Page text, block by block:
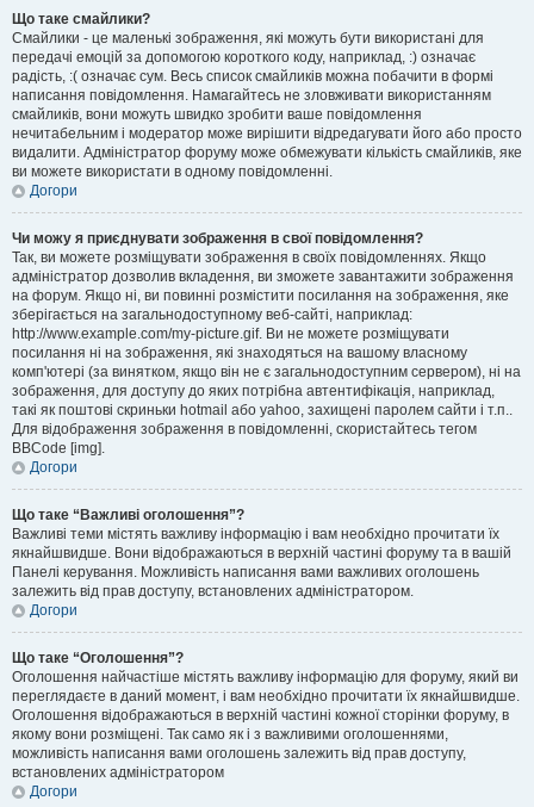
Що таке смайлики?
Смайлики - це маленькі зображення, які можуть бути використані для
передачі емоцій за допомогою короткого коду, наприклад, :) означає
радість, :( означає сум. Весь список смайликів можна побачити в формі
написання повідомлення. Намагайтесь не зловживати використанням
смайликів, вони можуть швидко зробити ваше повідомлення
нечитабельним і модератор може вирішити відредагувати його або просто
видалити. Адміністратор форуму може обмежувати кількість смайликів, яке
ви можете використати в одному повідомленні.
Догори
Чи можу я приєднувати зображення в свої повідомлення?
Так, ви можете розміщувати зображення в своїх повідомленнях. Якщо
адміністратор дозволив вкладення, ви зможете завантажити зображення
на форум. Якщо ні, ви повинні розмістити посилання на зображення, яке
зберігається на загальнодоступному веб-сайті, наприклад:
http://www.example.com/my-picture.gif. Ви не можете розміщувати
посилання ні на зображення, які знаходяться на вашому власному
комп'ютері (за винятком, якщо він не є загальнодоступним сервером), ні на
зображення, для доступу до яких потрібна автентифікація, наприклад,
такі як поштові скриньки hotmail або yahoo, захищені паролем сайти і т.п..
Для відображення зображення в повідомленні, скористайтесь тегом
BBCode [img].
Догори
Що таке “Важливі оголошення”?
Важливі теми містять важливу інформацію і вам необхідно прочитати їх
якнайшвидше. Вони відображаються в верхній частині форуму та в вашій
Панелі керування. Можливість написання вами важливих оголошень
залежить від прав доступу, встановлених адміністратором.
Догори
Що таке “Оголошення”?
Оголошення найчастіше містять важливу інформацію для форуму, який ви
переглядаєте в даний момент, і вам необхідно прочитати їх якнайшвидше.
Оголошення відображаються в верхній частині кожної сторінки форуму, в
якому вони розміщені. Так само як і з важливими оголошеннями,
можливість написання вами оголошень залежить від прав доступу,
встановлених адміністратором
Догори